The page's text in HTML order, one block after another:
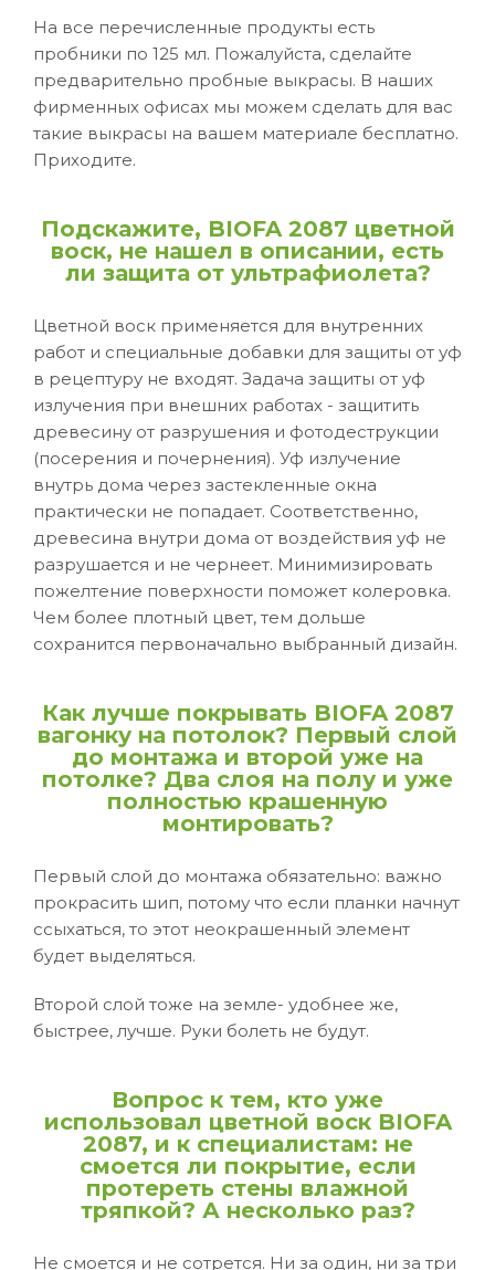
На все перечисленные продукты есть
пробники по 125 мл. Пожалуйста, сделайте
предварительно пробные выкрасы. В наших
фирменных офисах мы можем сделать для вас
такие выкрасы на вашем материале бесплатно.
Приходите.
Подскажите, BIOFA 2087 цветной
воск, не нашел в описании, есть
ли защита от ультрафиолета?
Цветной воск применяется для внутренних
работ и специальные добавки для защиты от уф
в рецептуру не входят. Задача защиты от уф
излучения при внешних работах - защитить
древесину от разрушения и фотодеструкции
(посерения и почернения). Уф излучение
внутрь дома через застекленные окна
практически не попадает. Соответственно,
древесина внутри дома от воздействия уф не
разрушается и не чернеет. Минимизировать
пожелтение поверхности поможет колеровка.
Чем более плотный цвет, тем дольше
сохранится первоначально выбранный дизайн.
Как лучше покрывать BIOFA 2087
вагонку на потолок? Первый слой
до монтажа и второй уже на
потолке? Два слоя на полу и уже
полностью крашенную
монтировать?
Первый слой до монтажа обязательно: важно
прокрасить шип, потому что если планки начнут
ссыхаться, то этот неокрашенный элемент
будет выделяться.
Второй слой тоже на земле- удобнее же,
быстрее, лучше. Руки болеть не будут.
Вопрос к тем, кто уже
использовал цветной воск BIOFA
2087, и к специалистам: не
смоется ли покрытие, если
протереть стены влажной
тряпкой? А несколько раз?
Не смоется и не сотрется. Ни за один, ни за три